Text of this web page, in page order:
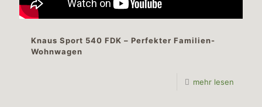
Knaus Sport 540 FDK – Perfekter Familien-
Wohnwagen
mehr lesen